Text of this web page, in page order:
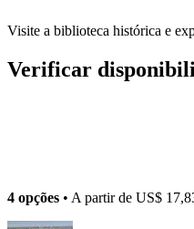
Visite a biblioteca histórica e
Verificar
4 opções • A partir de US$